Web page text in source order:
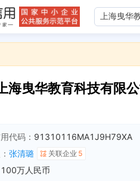
海曳华教育科技有限公
代码： 91310116MA1J9H79XA
张清璐 关联企业 5
100万人民币